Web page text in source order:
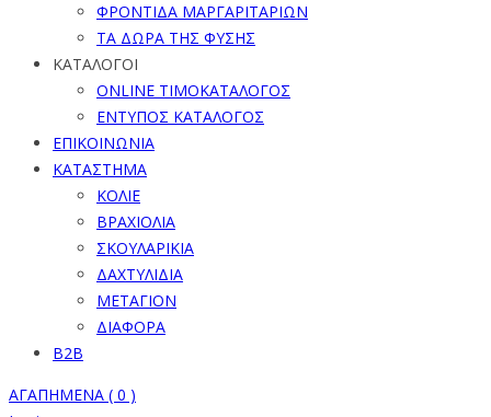
ΦΡΟΝΤΙΔΑ ΜΑΡΓΑΡΙΤΑΡΙΩΝ
ΤΑ ΔΩΡΑ ΤΗΣ ΦΥΣΗΣ
ΚΑΤΑΛΟΓΟΙ
ONLINE ΤΙΜΟΚΑΤΑΛΟΓΟΣ
ΕΝΤΥΠΟΣ ΚΑΤΑΛΟΓΟΣ
ΕΠΙΚΟΙΝΩΝΙΑ
ΚΑΤΑΣΤΗΜΑ
ΚΟΛΙΕ
ΒΡΑΧΙΟΛΙΑ
ΣΚΟΥΛΑΡΙΚΙΑ
ΔΑΧΤΥΛΙΔΙΑ
ΜΕΤΑΓΙΟΝ
ΔΙΑΦΟΡΑ
B2B
ΑΓΑΠΗΜΕΝΑ ( 0 )